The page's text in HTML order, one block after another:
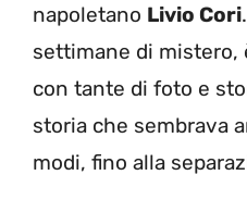
napoletano Livio Cori
settimane di mistero,
con tante di foto e
storia che sembrava
modi, fino alla